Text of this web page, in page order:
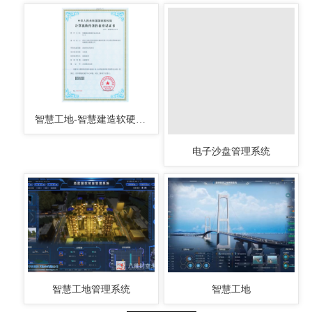
智慧工地-智慧建造软硬件综合系统
电子沙盘管理系统
智慧工地管理系统 智慧工地